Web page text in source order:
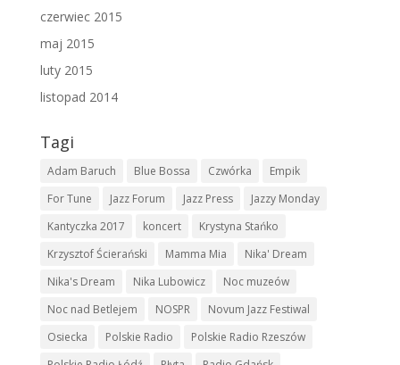
czerwiec 2015
maj 2015
luty 2015
listopad 2014
Tagi
Adam Baruch Blue Bossa Czwórka
Empik
For Tune
Jazz Forum Jazz Press
Jazzy Monday
Kantyczka 2017
koncert
Krystyna Stańko
Krzysztof Ścierański
Mamma Mia
Nika' Dream
Nika's Dream
Nika Lubowicz
Noc muzeów
Noc nad Betlejem
NOSPR
Novum Jazz Festiwal
Osiecka
Polskie Radio
Polskie Radio Rzeszów